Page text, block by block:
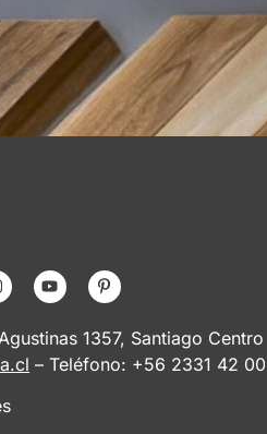
1357, Santiago Centro
– Teléfono: +56 2331 42 00